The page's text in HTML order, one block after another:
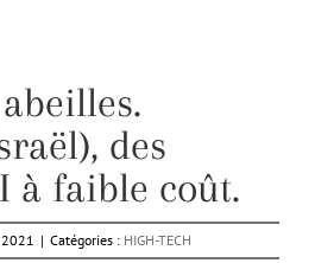
des
à faible coût.
| Catégories : HIGH-TECH